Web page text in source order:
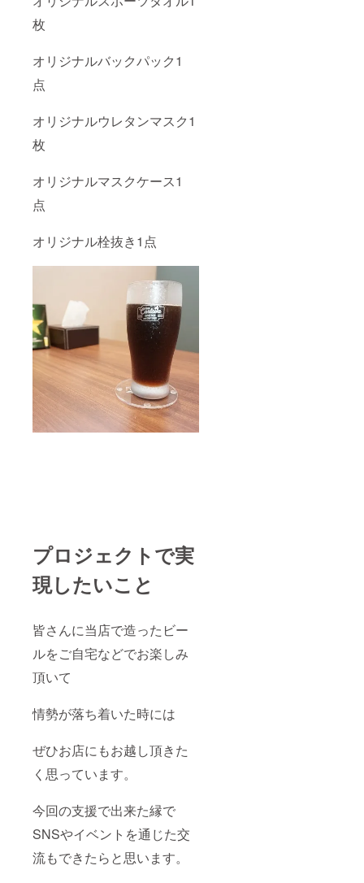
枚
オリジナルバックパック1
点
オリジナルウレタンマスク1
枚
オリジナルマスクケース1
点
オリジナル栓抜き1点
プロジェクトで実
現したいこと
皆さんに当店で造ったビー
ルをご自宅などでお楽しみ
頂いて
情勢が落ち着いた時には
ぜひお店にもお越し頂きた
く思っています。
今回の支援で出来た縁で
SNSやイベントを通じた交
流もできたらと思います。